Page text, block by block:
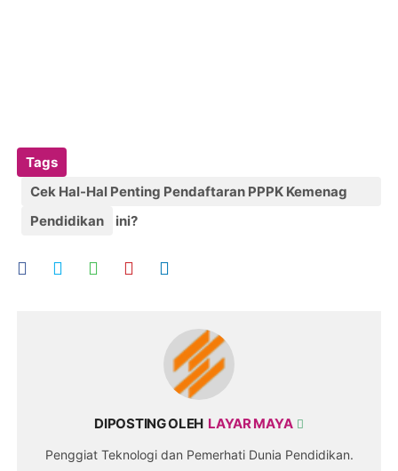
Tags
Cek Hal-Hal Penting Pendaftaran PPPK Kemenag
2022 Berikut ini?
Pendidikan
DIPOSTING OLEH LAYAR MAYA
Penggiat Teknologi dan Pemerhati Dunia Pendidikan.